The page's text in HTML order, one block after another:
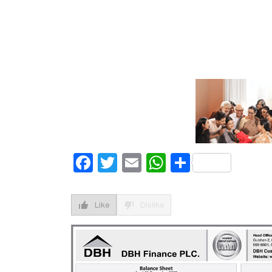
Facebook
Twitter
EmailWhatsApp
Share
Like